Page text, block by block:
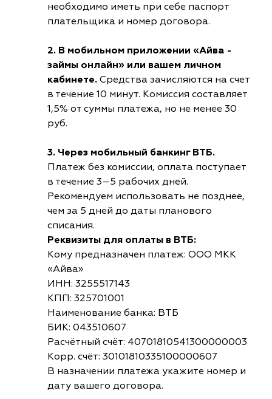
необходимо иметь при себе паспорт
плательщика и номер договора.
2. В мобильном приложении «Айва -
займы онлайн» или вашем личном
кабинете. Средства зачисляются на счет
в течение 10 минут. Комиссия составляет
1,5% от суммы платежа, но не менее 30
руб.
3. Через мобильный банкинг ВТБ.
Платеж без комиссии, оплата поступает
в течение 3–5 рабочих дней.
Рекомендуем использовать не позднее,
чем за 5 дней до даты планового
списания.
Реквизиты для оплаты в ВТБ:
Кому предназначен платеж: ООО МКК
«Айва»
ИНН: 3255517143
КПП: 325701001
Наименование банка: ВТБ
БИК: 043510607
Расчётный счёт: 40701810541300000003
Корр. счёт: 30101810335100000607
В назначении платежа укажите номер и
дату вашего договора.